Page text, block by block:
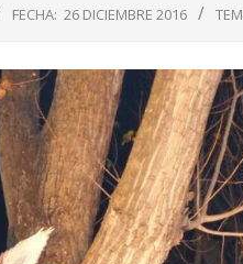
FECHA: 26 DICIEMBRE 2016